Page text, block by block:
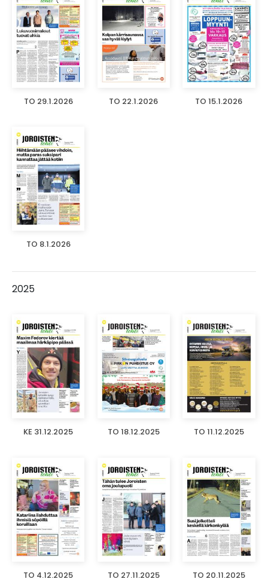
TO 29.1.2026 TO 22.1.2026 TO 15.1.2026
TO 8.1.2026
2025
KE 31.12.2025 TO 18.12.2025 TO 11.12.2025
TO 4.12.2025 TO 27.11.2025 TO 20.11.2025